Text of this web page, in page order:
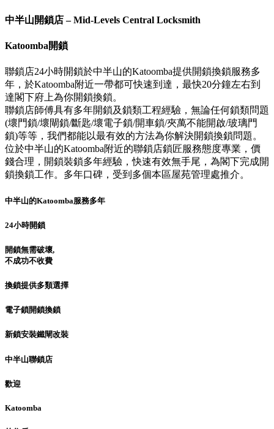
中半山開鎖店 – Mid-Levels Central Locksmith
Katoomba開鎖
聯鎖店24小時開鎖於中半山的Katoomba提供開鎖換鎖服務多
年，於Katoomba附近一帶都可快速到達，最快20分鐘左右到
達閣下府上為你開鎖換鎖。
聯鎖店師傅具有多年開鎖及鎖類工程經驗，無論任何鎖類問題
(壞門鎖/壞閘鎖/斷匙/壞電子鎖/開車鎖/夾萬不能開啟/玻璃門
鎖)等等，我們都能以最有效的方法為你解決開鎖換鎖問題。
位於中半山的Katoomba附近的聯鎖店鎖匠服務態度專業，價
錢合理，開鎖裝鎖多年經驗，快速有效無手尾，為閣下完成開
鎖換鎖工作。多年口碑，受到多個本區屋苑管理處推介。
中半山的Katoomba服務多年
24小時開鎖
開鎖無需破壞,
不成功不收費
換鎖提供多類選擇
電子鎖開鎖換鎖
新鎖安裝鐵閘改裝
中半山聯鎖店
歡迎
Katoomba